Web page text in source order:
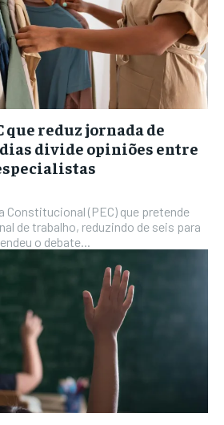
que reduz jornada de
divide opiniões entre
Constitucional (PEC) que pretende
de trabalho, reduzindo de seis para
o debate...